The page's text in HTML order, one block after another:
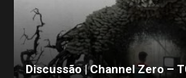
Discussão | Channel Zero –